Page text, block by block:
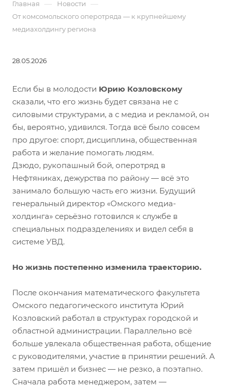
Главная — Новости —
От комсомольского оперотряда — к крупнейшему
медиахолдингу региона
28.05.2026
Если бы в молодости Юрию Козловскому
сказали, что его жизнь будет связана не с
силовыми структурами, а с медиа и рекламой, он
бы, вероятно, удивился. Тогда всё было совсем
про другое: спорт, дисциплина, общественная
работа и желание помогать людям.
Дзюдо, рукопашный бой, оперотряд в
Нефтяниках, дежурства по району — всё это
занимало большую часть его жизни. Будущий
генеральный директор «Омского медиа-
холдинга» серьёзно готовился к службе в
специальных подразделениях и видел себя в
системе УВД.
Но жизнь постепенно изменила траекторию.
После окончания математического факультета
Омского педагогического института Юрий
Козловский работал в структурах городской и
областной администрации. Параллельно всё
больше увлекала общественная работа, общение
с руководителями, участие в принятии решений. А
затем пришёл и бизнес — не резко, а поэтапно.
Сначала работа менеджером, затем —